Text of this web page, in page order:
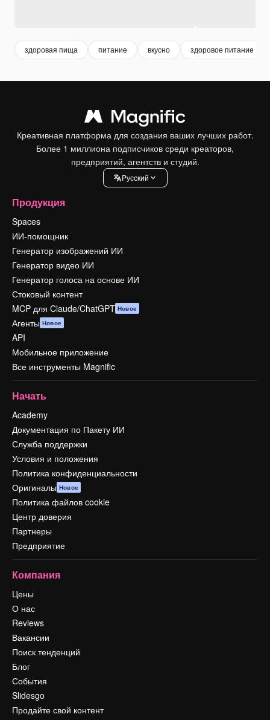
здоровая пища питание вкусно здоровое питание
Креативная платформа для создания ваших лучших работ.
Более 1 миллиона подписчиков среди креаторов,
предприятий, агентств и студий.
Pусский
Продукция
Spaces
ИИ-помощник
Генератор изображений ИИ
Генератор видео ИИ
Генератор голоса на основе ИИ
Стоковый контент
MCP для Claude/ChatGPT Новое
Агенты Новое
API
Мобильное приложение
Все инструменты Magnific
Начать
Academy
Документация по Пакету ИИ
Служба поддержки
Условия и положения
Политика конфиденциальности
Оригиналы Новое
Политика файлов cookie
Центр доверия
Партнеры
Предприятие
Компания
Цены
О нас
Reviews
Вакансии
Поиск тенденций
Блог
События
Slidesgo
Продайте свой контент